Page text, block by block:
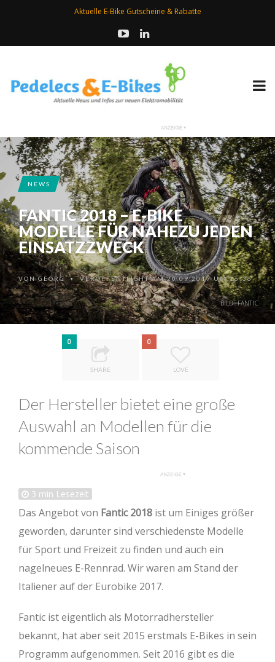
Aktuelle E-Bike Gutscheine & Rabatte
BILD: FANTIC
NEWS
FANTIC 2018 – E-BIKE
MODELLE FÜR NAHEZU JEDEN
EINSATZZWECK
VONGEORG •VERÖFFENTLICHT AM 20.09.2017 UM 16:36
0
SHARE
0
LOVE
Der Hersteller bietet eine große
Auswahl an Modellen für die
kommende Saison
3 min Lesezeit
Das Angebot von Fantic 2018 ist um Einiges größer
geworden, darunter sind verschiedenste Modelle
für Sport und Freizeit zu finden und auch ein
nagelneues E-Rennrad. Wir waren am Stand der
Italiener auf der Eurobike 2017.
Fantic ist eigentlich als Motorradhersteller
bekannt, hat aber seit 2015 erstmals E-Bikes in sein
Programm aufgenommen. Seit 2016 gibt es die